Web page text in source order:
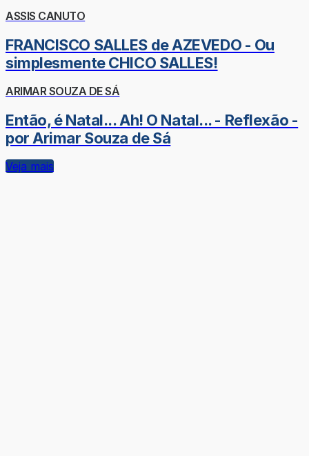
ASSIS CANUTO
FRANCISCO SALLES de AZEVEDO - Ou
simplesmente CHICO SALLES!
ARIMAR SOUZA DE SÁ
Então, é Natal... Ah! O Natal... - Reflexão -
por Arimar Souza de Sá
Veja mais